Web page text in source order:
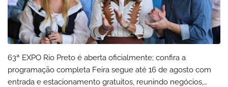
63ª EXPO Rio Preto é aberta oficialmente; confira a
programação completa Feira segue até 16 de agosto com
entrada e estacionamento gratuitos, reunindo negócios,